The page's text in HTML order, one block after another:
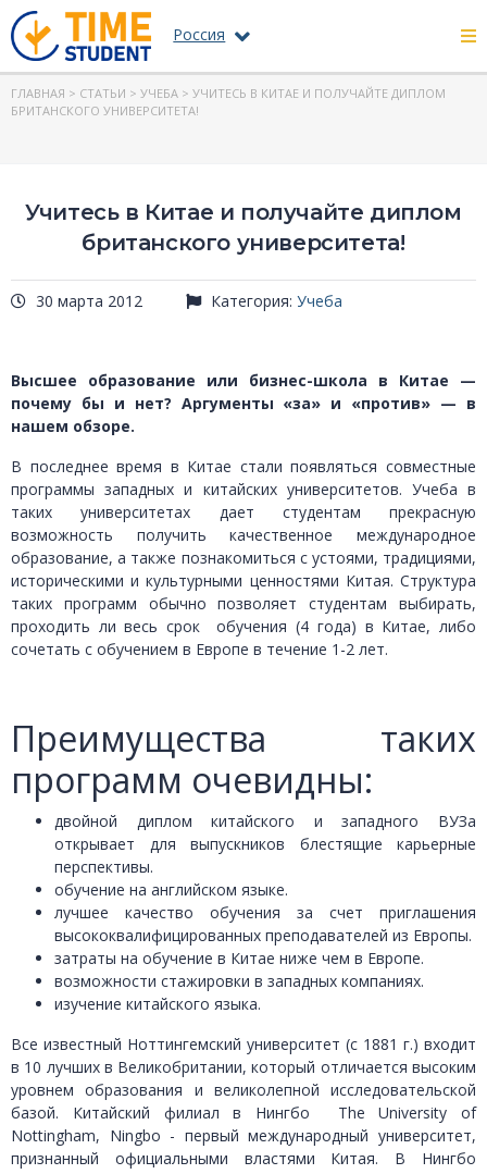
Россия
ГЛАВНАЯ > СТАТЬИ > УЧЕБА > УЧИТЕСЬ В КИТАЕ И ПОЛУЧАЙТЕ ДИПЛОМ
БРИТАНСКОГО УНИВЕРСИТЕТА!
Учитесь в Китае и получайте диплом
британского университета!
30 марта 2012 Категория: Учеба
Высшее образование или бизнес-школа в Китае —
почему бы и нет? Аргументы «за» и «против» — в
нашем обзоре.
В последнее время в Китае стали появляться совместные
программы западных и китайских университетов. Учеба в
таких университетах дает студентам прекрасную
возможность получить качественное международное
образование, а также познакомиться с устоями, традициями,
историческими и культурными ценностями Китая. Структура
таких программ обычно позволяет студентам выбирать,
проходить ли весь срок обучения (4 года) в Китае, либо
сочетать с обучением в Европе в течение 1-2 лет.
Преимущества таких
программ очевидны:
двойной диплом китайского и западного ВУЗа
открывает для выпускников блестящие карьерные
перспективы.
обучение на английском языке.
лучшее качество обучения за счет приглашения
высококвалифицированных преподавателей из Европы.
затраты на обучение в Китае ниже чем в Европе.
возможности стажировки в западных компаниях.
изучение китайского языка.
Все известный Ноттингемский университет (с 1881 г.) входит
в 10 лучших в Великобритании, который отличается высоким
уровнем образования и великолепной исследовательской
базой. Китайский филиал в Нингбо The University of
Nottingham, Ningbo - первый международный университет,
признанный официальными властями Китая. В Нингбо